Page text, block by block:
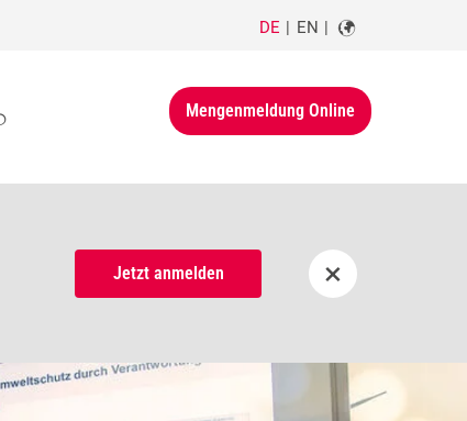
DE EN
Mengenmeldung Online
Jetzt anmelden ×